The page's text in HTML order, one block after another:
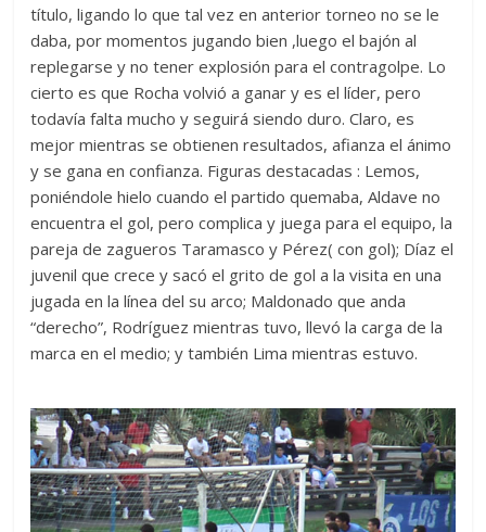
título, ligando lo que tal vez en anterior torneo no se le
daba, por momentos jugando bien ,luego el bajón al
replegarse y no tener explosión para el contragolpe. Lo
cierto es que Rocha volvió a ganar y es el líder, pero
todavía falta mucho y seguirá siendo duro. Claro, es
mejor mientras se obtienen resultados, afianza el ánimo
y se gana en confianza. Figuras destacadas : Lemos,
poniéndole hielo cuando el partido quemaba, Aldave no
encuentra el gol, pero complica y juega para el equipo, la
pareja de zagueros Taramasco y Pérez( con gol); Díaz el
juvenil que crece y sacó el grito de gol a la visita en una
jugada en la línea del su arco; Maldonado que anda
“derecho”, Rodríguez mientras tuvo, llevó la carga de la
marca en el medio; y también Lima mientras estuvo.